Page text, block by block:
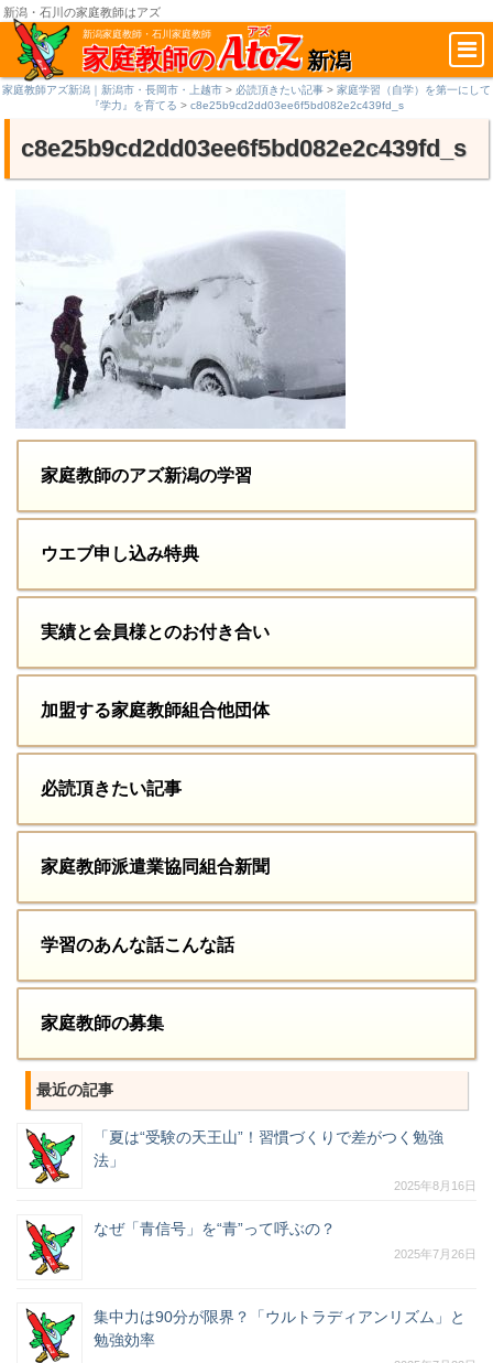
新潟家庭教師・石川家庭教師
家庭教師の
アズ
AtoZ 新潟
新潟・石川の家庭教師はアズ
家庭教師アズ新潟｜新潟市・長岡市・上越市 > 必読頂きたい記事 > 家庭学習（自学）を第一にして
『学力』を育てる > c8e25b9cd2dd03ee6f5bd082e2c439fd_s
c8e25b9cd2dd03ee6f5bd082e2c439fd_s
家庭教師のアズ新潟の学習
ウエブ申し込み特典
実績と会員様とのお付き合い
加盟する家庭教師組合他団体
必読頂きたい記事
家庭教師派遣業協同組合新聞
学習のあんな話こんな話
家庭教師の募集
最近の記事
「夏は“受験の天王山”！習慣づくりで差がつく勉強
法」
2025年8月16日
なぜ「青信号」を“青”って呼ぶの？
2025年7月26日
集中力は90分が限界？「ウルトラディアンリズム」と
勉強効率